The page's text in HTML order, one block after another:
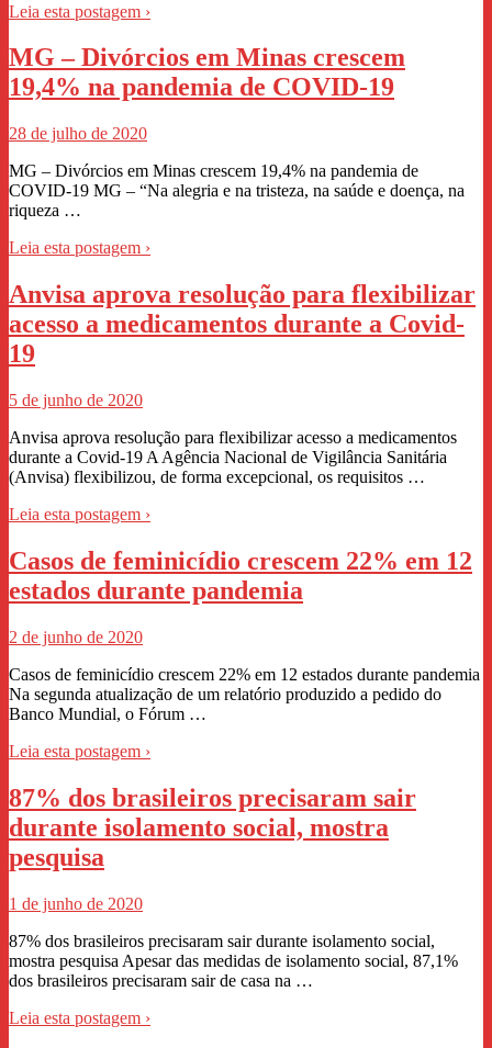
Leia esta postagem ›
MG – Divórcios em Minas crescem
19,4% na pandemia de COVID-19
28 de julho de 2020
MG – Divórcios em Minas crescem 19,4% na pandemia de
COVID-19 MG – “Na alegria e na tristeza, na saúde e doença, na
riqueza …
Leia esta postagem ›
Anvisa aprova resolução para flexibilizar
acesso a medicamentos durante a Covid-
19
5 de junho de 2020
Anvisa aprova resolução para flexibilizar acesso a medicamentos
durante a Covid-19 A Agência Nacional de Vigilância Sanitária
(Anvisa) flexibilizou, de forma excepcional, os requisitos …
Leia esta postagem ›
Casos de feminicídio crescem 22% em 12
estados durante pandemia
2 de junho de 2020
Casos de feminicídio crescem 22% em 12 estados durante pandemia
Na segunda atualização de um relatório produzido a pedido do
Banco Mundial, o Fórum …
Leia esta postagem ›
87% dos brasileiros precisaram sair
durante isolamento social, mostra
pesquisa
1 de junho de 2020
87% dos brasileiros precisaram sair durante isolamento social,
mostra pesquisa Apesar das medidas de isolamento social, 87,1%
dos brasileiros precisaram sair de casa na …
Leia esta postagem ›